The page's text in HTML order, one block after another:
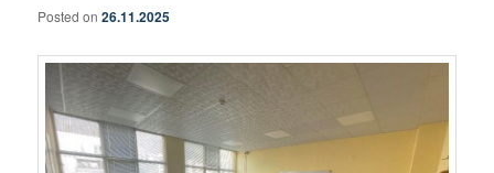
Posted on26.11.2025